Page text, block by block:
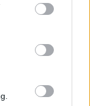
opis